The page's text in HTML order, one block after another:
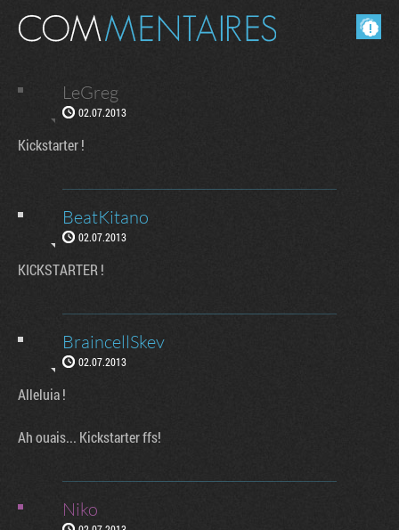
Masquer les commentaires lus.
LeGreg
02.07.2013
Kickstarter !
BeatKitano
02.07.2013
KICKSTARTER !
BraincellSkev
02.07.2013
Alleluia !
Ah ouais... Kickstarter ffs!
Niko